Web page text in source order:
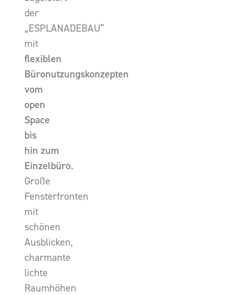
der
„ESPLANADEBAU”
mit
flexiblen
Büronutzungskonzepten
vom
open
Space
bis
hin zum
Einzelbüro.
Große
Fensterfronten
mit
schönen
Ausblicken,
charmante
lichte
Raumhöhen